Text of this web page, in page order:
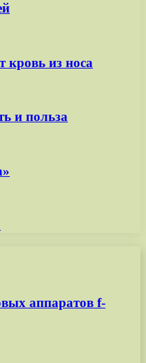
кровь из носа
и польза
аппаратов f-